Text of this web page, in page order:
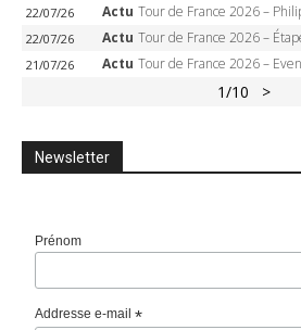
22/07/26 Actu Tour de France 2026 – Philipsen débloque son compteur à Voiron,
22/07/26 Actu Tour de France 2026 – Étape 17 : Pedersen peut-il
21/07/26 Actu Tour de France 2026 – Evenepoel écrase le chrono d’Évian,
1/10 >
Newsletter
Prénom
Addresse e-mail*